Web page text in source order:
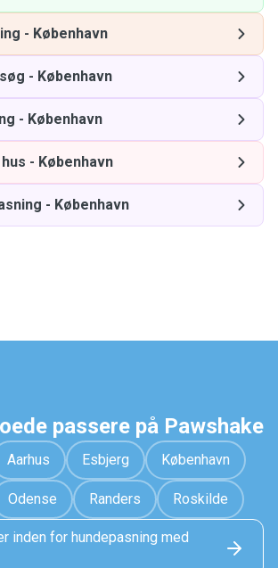
- København
- København
- København
- København
- København
passere på Pawshake
Aarhus Esbjerg København
Odense Randers Roskilde
inden for hundepasning med